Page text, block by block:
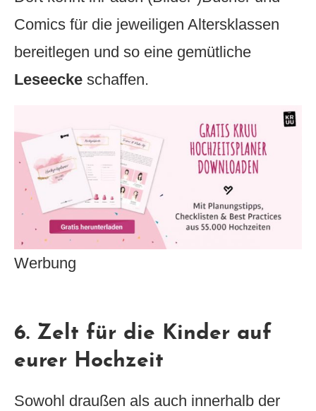
Comics für die jeweiligen Altersklassen
bereitlegen und so eine gemütliche
Leseecke schaffen.
Werbung
6. Zelt für die Kinder auf
eurer Hochzeit
Sowohl draußen als auch innerhalb der